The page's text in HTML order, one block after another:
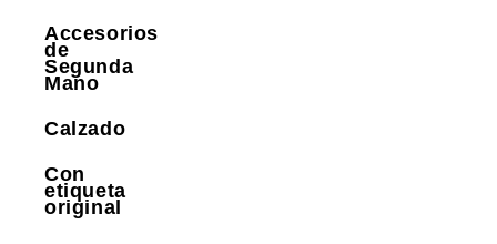
Accesorios
de
Segunda
Mano
Calzado
Con
etiqueta
original